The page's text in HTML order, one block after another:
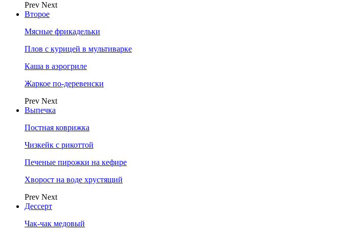
Prev Next
Второе
Мясные фрикадельки
Плов с курицей в мультиварке
Каша в аэрогриле
Жаркое по-деревенски
Prev Next
Выпечка
Постная коврижка
Чизкейк с рикоттой
Печеные пирожки на кефире
Хворост на воде хрустящий
Prev Next
Дессерт
Чак-чак медовый